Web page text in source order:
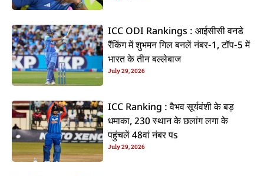
ICC ODI Rankings : आईसीसी वनडे
रैंकिंग में शुभमन गिल बनलें नंबर-1, टॉप-5 में
भारत के तीन बल्लेबाज
July 29, 2026
ICC Ranking : वैभव सूर्यवंशी के बड़
धमाका, 230 स्थान के छलांग लगा के
पहुंचलें 48वां नंबर पs
July 29, 2026